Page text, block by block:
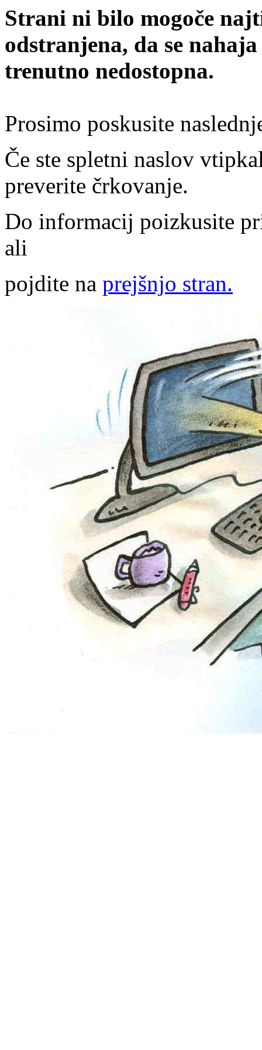
Strani ni bilo mogoče
odstranjena, da se
trenutno nedostopna.
Prosimo poskusite
Če ste spletni naslov
preverite črkovanje.
Do informacij poizkusite
ali
pojdite na prejšnjo stran.